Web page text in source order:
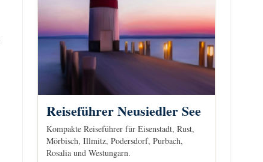
Reiseführer Neusiedler See
Kompakte Reiseführer für Eisenstadt, Rust,
Mörbisch, Illmitz, Podersdorf, Purbach,
Rosalia und Westungarn.